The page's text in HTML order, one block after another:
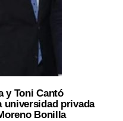
y Toni Cantó
universidad privada
Bonilla